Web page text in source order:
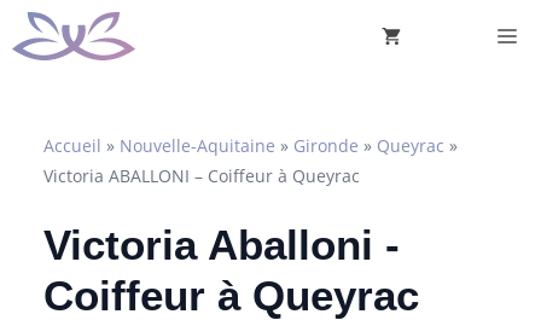
Aller
au
Accueil » Nouvelle-Aquitaine » Gironde » Queyrac »
Victoria ABALLONI – Coiffeur à Queyrac
Victoria Aballoni -
Coiffeur à Queyrac